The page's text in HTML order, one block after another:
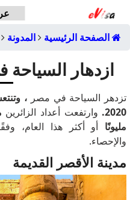
الصفحة الرئيسية المدونة
ازدهار السياحة
تزدهر السياحة في مصر،
2020. وارتفعت أعداد الزائرين
مليونًا أو أكثر هذا العام،
والإحصاء.
مدينة الأقصر القديمة